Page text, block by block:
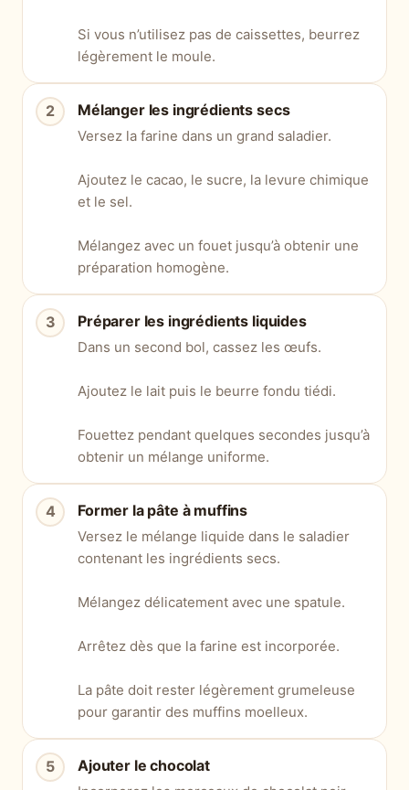
Si vous n’utilisez pas de caissettes, beurrez
légèrement le moule.
Mélanger les ingrédients secs
Versez la farine dans un grand saladier.
Ajoutez le cacao, le sucre, la levure chimique
et le sel.
Mélangez avec un fouet jusqu’à obtenir une
préparation homogène.
Préparer les ingrédients liquides
Dans un second bol, cassez les œufs.
Ajoutez le lait puis le beurre fondu tiédi.
Fouettez pendant quelques secondes jusqu’à
obtenir un mélange uniforme.
Former la pâte à muffins
Versez le mélange liquide dans le saladier
contenant les ingrédients secs.
Mélangez délicatement avec une spatule.
Arrêtez dès que la farine est incorporée.
La pâte doit rester légèrement grumeleuse
pour garantir des muffins moelleux.
Ajouter le chocolat